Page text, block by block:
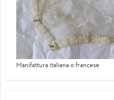
Manifattura italiana o francese